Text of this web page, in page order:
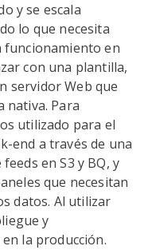
y se escala
lo que necesita
funcionamiento en
con una plantilla,
servidor Web que
nativa. Para
utilizado para el
end a través de una
en S3 y BQ, y
que necesitan
datos. Al utilizar
y
la producción.